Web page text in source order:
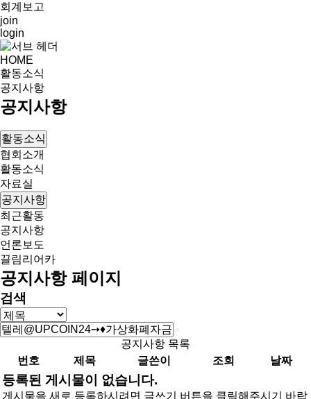
회계보고
join
login
HOME
활동소식
공지사항
공지사항
활동소식
협회소개
활동소식
자료실
공지사항
최근활동
공지사항
언론보도
끌림리어카
공지사항 페이지
검색
공지사항 목록
번호
제목 글쓴이 조회 날짜
등록된 게시물이 없습니다.
게시물을 새로 등록하시려면 글쓰기 버튼을 클릭해주시기 바랍